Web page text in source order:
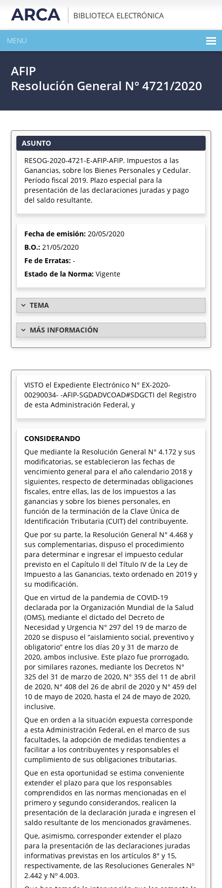
BIBLIOTECA ELECTRÓNICA
MENU
EXPANDIR TODO EL CONTENIDO DE LA PUBLICACIÓN
AFIP
Resolución General N° 4721/2020
ASUNTO
RESOG-2020-4721-E-AFIP-AFIP. Impuestos a las
Ganancias, sobre los Bienes Personales y Cedular.
Período fiscal 2019. Plazo especial para la
presentación de las declaraciones juradas y pago
del saldo resultante.
Fecha de emisión:20/05/2020
B.O.:21/05/2020
Fe de Erratas:-
Estado de la Norma:Vigente
TEMA
MÁS INFORMACIÓN
VISTO el Expediente Electrónico N° EX-2020-
00290034- -AFIP-SGDADVCOAD#SDGCTI del Registro
de esta Administración Federal, y
CONSIDERANDO
Que mediante la Resolución General N° 4.172 y sus
modificatorias, se establecieron las fechas de
vencimiento general para el año calendario 2018 y
siguientes, respecto de determinadas obligaciones
fiscales, entre ellas, las de los impuestos a las
ganancias y sobre los bienes personales, en
función de la terminación de la Clave Única de
Identificación Tributaria (CUIT) del contribuyente.
Que por su parte, la Resolución General N° 4.468 y
sus complementarias, dispuso el procedimiento
para determinar e ingresar el impuesto cedular
previsto en el Capítulo II del Título IV de la Ley de
Impuesto a las Ganancias, texto ordenado en 2019 y
su modificación.
Que en virtud de la pandemia de COVID-19
declarada por la Organización Mundial de la Salud
(OMS), mediante el dictado del Decreto de
Necesidad y Urgencia N° 297 del 19 de marzo de
2020 se dispuso el “aislamiento social, preventivo y
obligatorio” entre los días 20 y 31 de marzo de
2020, ambos inclusive. Este plazo fue prorrogado,
por similares razones, mediante los Decretos N°
325 del 31 de marzo de 2020, N° 355 del 11 de abril
de 2020, N° 408 del 26 de abril de 2020 y N° 459 del
10 de mayo de 2020, hasta el 24 de mayo de 2020,
inclusive.
Que en orden a la situación expuesta corresponde
a esta Administración Federal, en el marco de sus
facultades, la adopción de medidas tendientes a
facilitar a los contribuyentes y responsables el
cumplimiento de sus obligaciones tributarias.
Que en esta oportunidad se estima conveniente
extender el plazo para que los responsables
comprendidos en las normas mencionadas en el
primero y segundo considerandos, realicen la
presentación de la declaración jurada e ingresen el
saldo resultante de los mencionados gravámenes.
Que, asimismo, corresponder extender el plazo
para la presentación de las declaraciones juradas
informativas previstas en los artículos 8° y 15,
respectivamente, de las Resoluciones Generales Nº
2.442 y Nº 4.003.